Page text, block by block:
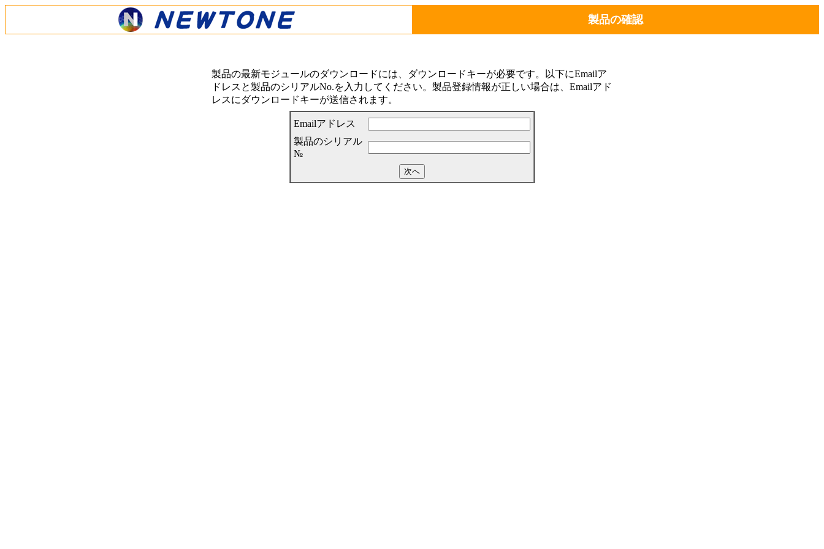
製品の確認
製品の最新モジュールのダウンロードには、ダウンロードキーが必要です。以下にEmailア
ドレスと製品のシリアルNo.を入力してください。製品登録情報が正しい場合は、Emailアド
レスにダウンロードキーが送信されます。
Emailアドレス
製品のシリアル
№